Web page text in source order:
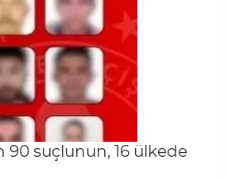
90 suçlunun, 16 ülkede